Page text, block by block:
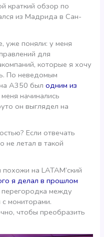
краткий обзор по
из Мадрида в Сан-
уже поняли: у меня
для
которые я хочу
По неведомым
на А350 былодним из
начинались
он выглядел на
Если отвечать
не летал в такой
на LATAM’ский
я делал в прошлом
перегородка между
мониторами.
чтобы преобразить